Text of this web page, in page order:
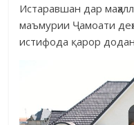
Истаравшан дар
маъмурии Ҷамоати
истифода қарор